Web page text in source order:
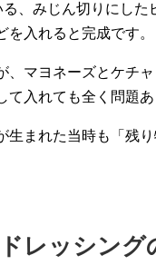
る、みじん切りにし
を入れると完成です。
、マヨネーズとケチ
て入れても全く問題
生まれた当時も「残
レッシング